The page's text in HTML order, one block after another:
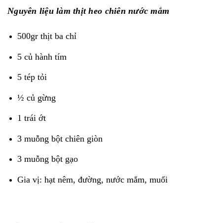
Nguyên liệu làm thịt heo chiên nước mắm
500gr thịt ba chỉ
5 củ hành tím
5 tép tỏi
½ củ gừng
1 trái ớt
3 muỗng bột chiên giòn
3 muỗng bột gạo
Gia vị: hạt nêm, đường, nước mắm, muối